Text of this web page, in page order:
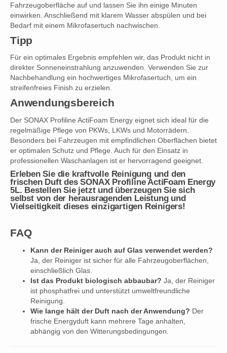
Fahrzeugoberfläche auf und lassen Sie ihn einige Minuten
einwirken. Anschließend mit klarem Wasser abspülen und bei
Bedarf mit einem Mikrofasertuch nachwischen.
Tipp
Für ein optimales Ergebnis empfehlen wir, das Produkt nicht in
direkter Sonneneinstrahlung anzuwenden. Verwenden Sie zur
Nachbehandlung ein hochwertiges Mikrofasertuch, um ein
streifenfreies Finish zu erzielen.
Anwendungsbereich
Der SONAX Profiline ActiFoam Energy eignet sich ideal für die
regelmäßige Pflege von PKWs, LKWs und Motorrädern.
Besonders bei Fahrzeugen mit empfindlichen Oberflächen bietet
er optimalen Schutz und Pflege. Auch für den Einsatz in
professionellen Waschanlagen ist er hervorragend geeignet.
Erleben Sie die kraftvolle Reinigung und den
frischen Duft des SONAX Profiline ActiFoam Energy
5L. Bestellen Sie jetzt und überzeugen Sie sich
selbst von der herausragenden Leistung und
Vielseitigkeit dieses einzigartigen Reinigers!
FAQ
Kann der Reiniger auch auf Glas verwendet werden?
Ja, der Reiniger ist sicher für alle Fahrzeugoberflächen,
einschließlich Glas.
Ist das Produkt biologisch abbaubar? Ja, der Reiniger
ist phosphatfrei und unterstützt umweltfreundliche
Reinigung.
Wie lange hält der Duft nach der Anwendung? Der
frische Energyduft kann mehrere Tage anhalten,
abhängig von den Witterungsbedingungen.